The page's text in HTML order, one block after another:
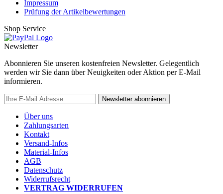
Impressum
Prüfung der Artikelbewertungen
Shop Service
Newsletter
Abonnieren Sie unseren kostenfreien Newsletter. Gelegentlich
werden wir Sie dann über Neuigkeiten oder Aktion per E-Mail
informieren.
Newsletter abonnieren
Über uns
Zahlungsarten
Kontakt
Versand-Infos
Material-Infos
AGB
Datenschutz
Widerrufsrecht
VERTRAG WIDERRUFEN